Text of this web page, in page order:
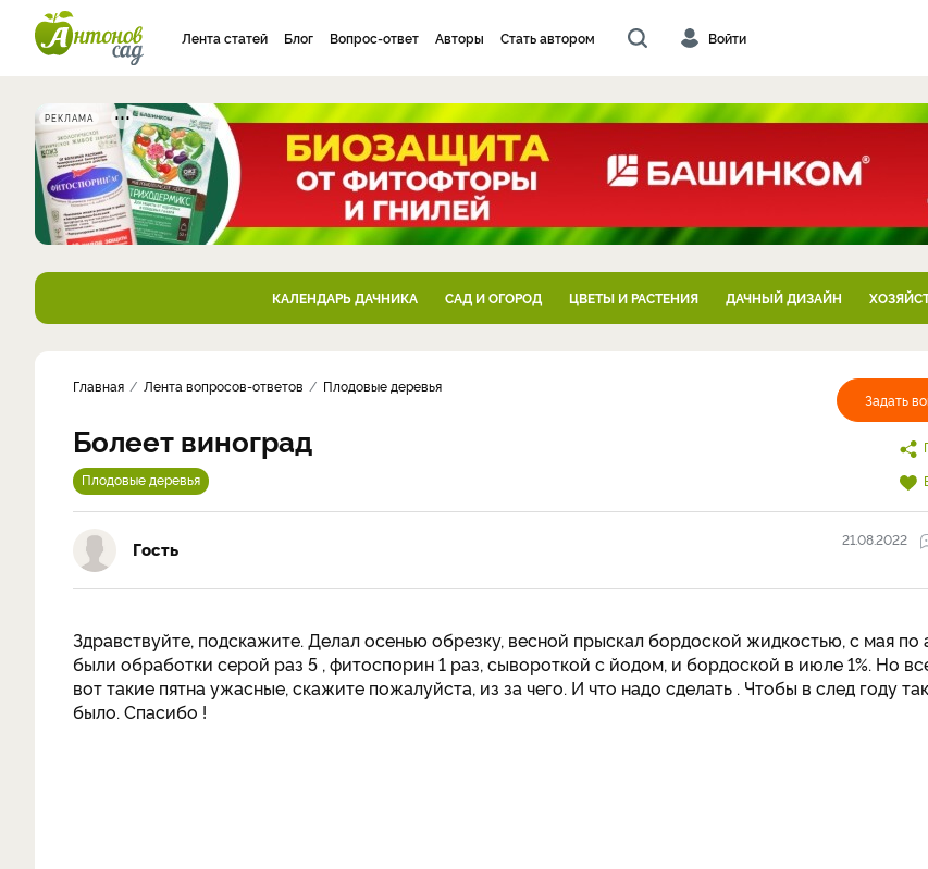
Лента статей Блог Вопрос-ответ Авторы Стать автором Войти
РЕКЛАМА
КАЛЕНДАРЬ ДАЧНИКА САД И ОГОРОД ЦВЕТЫ И РАСТЕНИЯ ДАЧНЫЙ ДИЗАЙН
Задать
Главная Лента вопросов-ответов Плодовые деревья
Болеет виноград
Плодовые деревья
Гость 21.08.2022
Здравствуйте, подскажите. Делал осенью обрезку, весной прыскал бордоской жидкостью, с мая по
были обработки серой раз 5 , фитоспорин 1 раз, сывороткой с йодом, и бордоской в июле 1%. Но
вот такие пятна ужасные, скажите пожалуйста, из за чего. И что надо сделать . Чтобы в след году
было. Спасибо !